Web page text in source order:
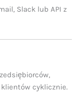
Slack lub API z
klientów cyklicznie.